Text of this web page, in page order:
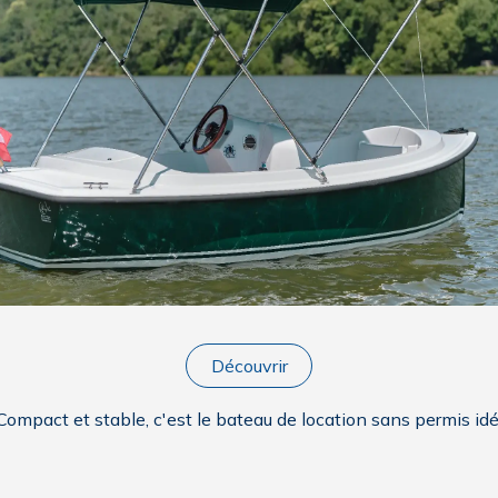
Découvrir
et stable, c'est le bateau de location sans permis